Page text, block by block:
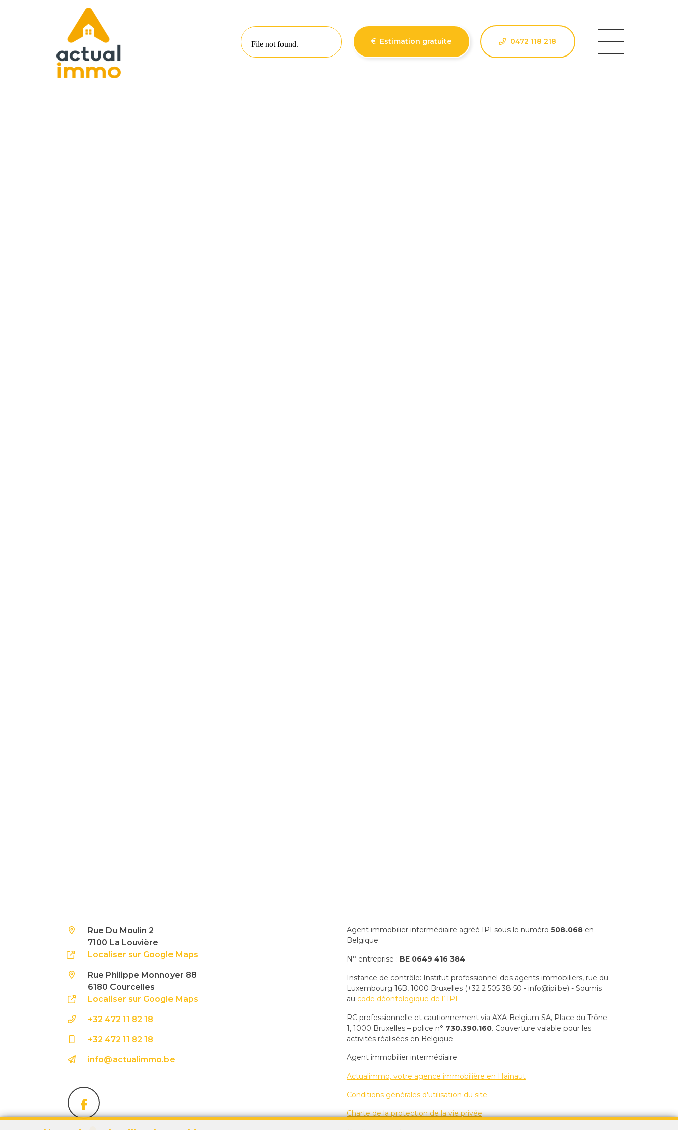
Estimation gratuite 0472 118 218
Rue Du Moulin 2
7100 La Louvière
Localiser sur Google Maps
Rue Philippe Monnoyer 88
6180 Courcelles
Localiser sur Google Maps
+32 472 11 82 18
+32 472 11 82 18
info@actualimmo.be
Agent immobilier intermédiaire agréé IPI sous le numéro 508.068 en
Belgique
N° entreprise : BE 0649 416 384
Instance de contrôle: Institut professionnel des agents immobiliers, rue du
Luxembourg 16B, 1000 Bruxelles (+32 2 505 38 50 - info@ipi.be) - Soumis
au code déontologique de l’ IPI
RC professionnelle et cautionnement via AXA Belgium SA, Place du Trône
1, 1000 Bruxelles – police n° 730.390.160. Couverture valable pour les
activités réalisées en Belgique
Agent immobilier intermédiaire
Actualimmo, votre agence immobilière en Hainaut
Conditions générales d'utilisation du site
Charte de la protection de la vie privée